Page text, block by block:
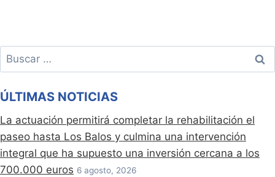
Buscar:
ÚLTIMAS NOTICIAS
La actuación permitirá completar la rehabilitación el
paseo hasta Los Balos y culmina una intervención
integral que ha supuesto una inversión cercana a los
700.000 euros 6 agosto, 2026